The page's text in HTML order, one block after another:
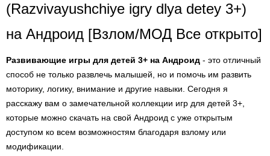
(Razvivayushchiye igry dlya detey 3+)
на Андроид [Взлом/МОД Все открыто]
Развивающие игры для детей 3+ на Андроид - это отличный
способ не только развлечь малышей, но и помочь им развить
моторику, логику, внимание и другие навыки. Сегодня я
расскажу вам о замечательной коллекции игр для детей 3+,
которые можно скачать на свой Андроид с уже открытым
доступом ко всем возможностям благодаря взлому или
модификации.